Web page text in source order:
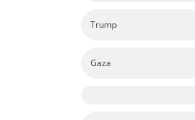
Trump
Gaza